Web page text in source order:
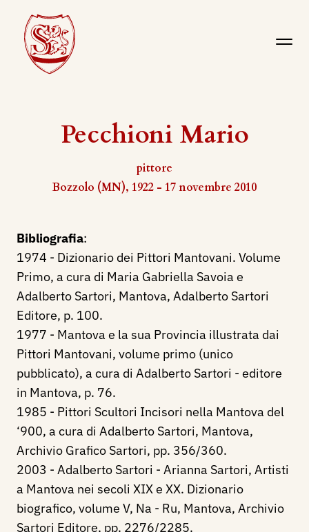
Pecchioni Mario
pittore
Bozzolo (MN), 1922 - 17 novembre 2010
Bibliografia:
1974 - Dizionario dei Pittori Mantovani. Volume
Primo, a cura di Maria Gabriella Savoia e
Adalberto Sartori, Mantova, Adalberto Sartori
Editore, p. 100.
1977 - Mantova e la sua Provincia illustrata dai
Pittori Mantovani, volume primo (unico
pubblicato), a cura di Adalberto Sartori - editore
in Mantova, p. 76.
1985 - Pittori Scultori Incisori nella Mantova del
‘900, a cura di Adalberto Sartori, Mantova,
Archivio Grafico Sartori, pp. 356/360.
2003 - Adalberto Sartori - Arianna Sartori, Artisti
a Mantova nei secoli XIX e XX. Dizionario
biografico, volume V, Na - Ru, Mantova, Archivio
Sartori Editore, pp. 2276/2285.